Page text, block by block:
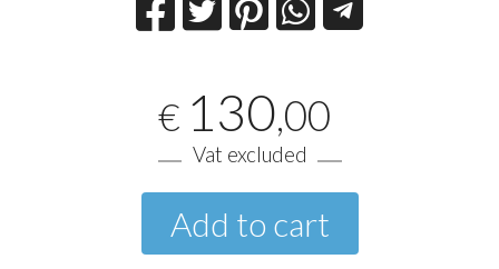
€ 130,00
Vat excluded
Add to cart